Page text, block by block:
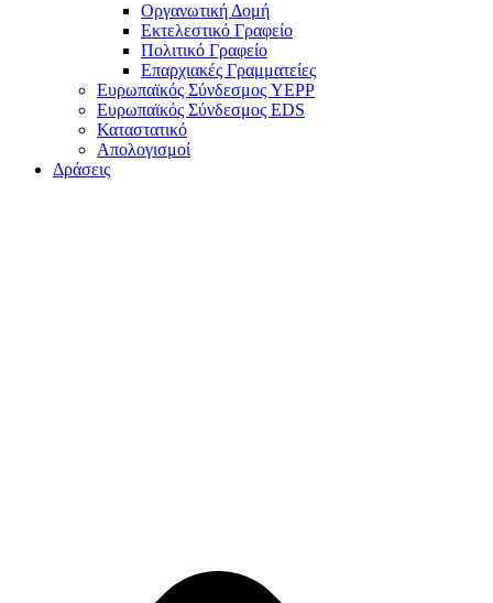
Οργανωτική Δομή
Εκτελεστικό Γραφείο
Πολιτικό Γραφείο
Επαρχιακές Γραμματείες
Ευρωπαϊκός Σύνδεσμος YEPP
Ευρωπαϊκός Σύνδεσμος EDS
Καταστατικό
Απολογισμοί
Δράσεις